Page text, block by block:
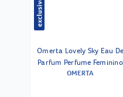
Omerta Lovely Sky Eau De
Parfum Perfume Feminino
OMERTA